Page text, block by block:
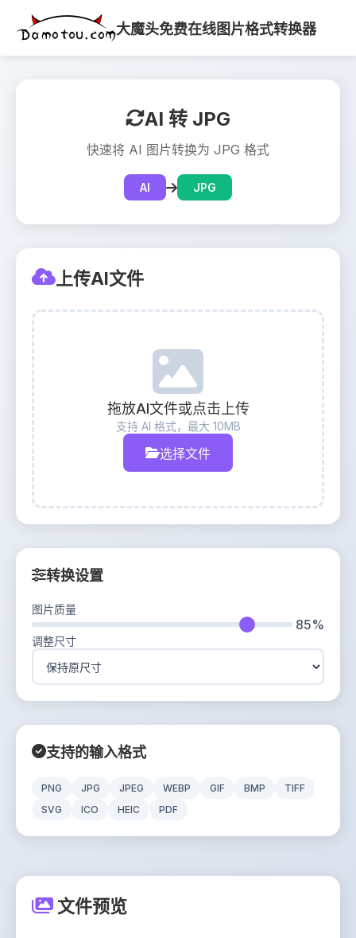
大魔头免费在线图片格式转换器
AI 转 JPG
快速将 AI 图片转换为 JPG 格式
AI JPG
上传AI文件
拖放AI文件或点击上传
支持 AI 格式，最大 10MB
选择文件
转换设置
图片质量
85%
调整尺寸
支持的输入格式
PNG JPG JPEG WEBP GIF BMP
TIFF
SVG
ICO HEIC PDF
文件预览